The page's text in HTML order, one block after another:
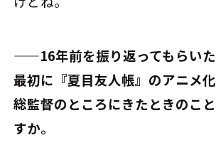
――16年前を振り返ってもらいた
最初に『夏目友人帳』のアニメ
総監督のところにきたときのこ
すか。